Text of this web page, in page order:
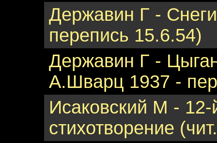
Державин Г -
перепись 15.6.54)
Державин Г -
А.Шварц 1937 -
Исаковский М -
стихотворение